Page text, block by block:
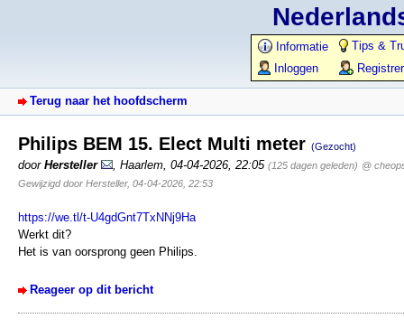
Informatie
Tips &
Inloggen
Terug naar het hoofdscherm
Philips BEM 15. Elect Multi meter (Gezocht)
door Hersteller Haarlem 04-04-2026, 22:05 (125 dagen geleden) @
Gewijzigd door Hersteller, 04-04-2026, 22:53
https://we.tl/t-U4gdGnt7TxNNj9Ha
Werkt dit?
Het is van oorsprong geen Philips.
Reageer op dit bericht